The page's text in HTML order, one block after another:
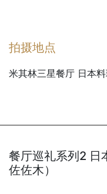
拍摄地点
米其林三星餐厅 日本
餐厅巡礼系列2
佐佐木）